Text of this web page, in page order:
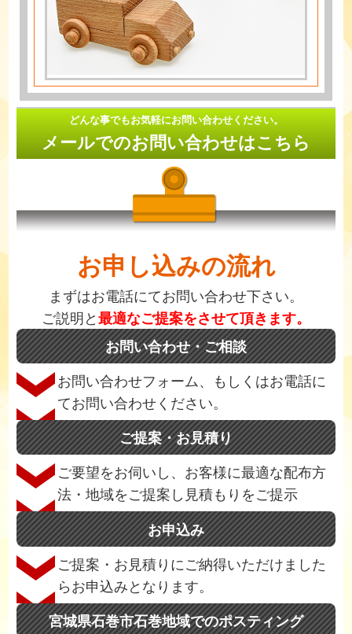
どんな事でもお気軽にお問い合わせください。
メールでのお問い合わせはこちら
お申し込みの流れ
まずはお電話にてお問い合わせ下さい。
ご説明と最適なご提案をさせて頂きます。
お問い合わせ・ご相談
お問い合わせフォーム、もしくはお電話に
てお問い合わせください。
ご提案・お見積り
ご要望をお伺いし、お客様に最適な配布方
法・地域をご提案し見積もりをご提示
お申込み
ご提案・お見積りにご納得いただけました
らお申込みとなります。
宮城県石巻市石巻地域でのポスティング